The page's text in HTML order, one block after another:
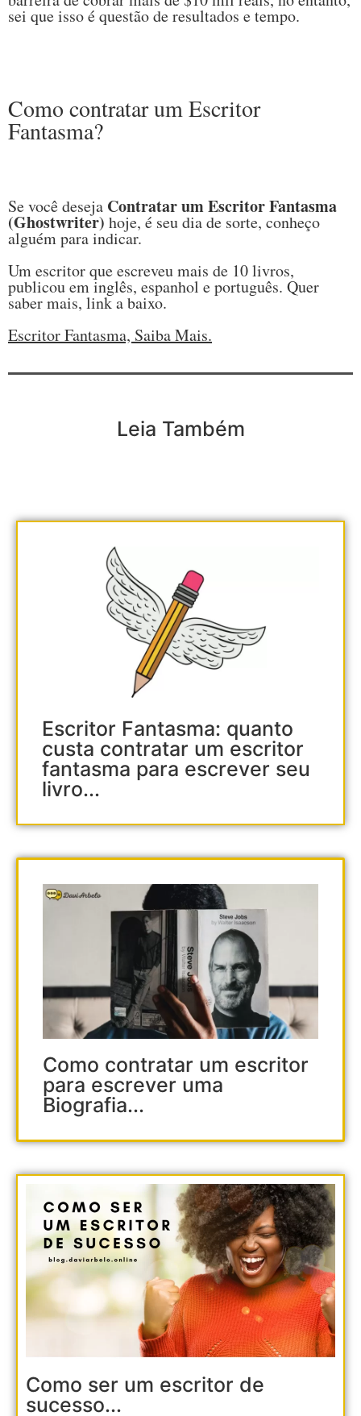
sei que isso é questão de resultados e tempo.
Como contratar um Escritor
Fantasma?
Se você deseja Contratar um Escritor Fantasma
(Ghostwriter) hoje, é seu dia de sorte, conheço
alguém para indicar.
Um escritor que escreveu mais de 10 livros,
publicou em inglês, espanhol e português. Quer
saber mais, link a baixo.
Escritor Fantasma, Saiba Mais.
Leia Também
Escritor Fantasma: quanto
custa contratar um escritor
fantasma para escrever seu
livro...
Como contratar um escritor
para escrever uma
Biografia...
Como ser um escritor de
sucesso...